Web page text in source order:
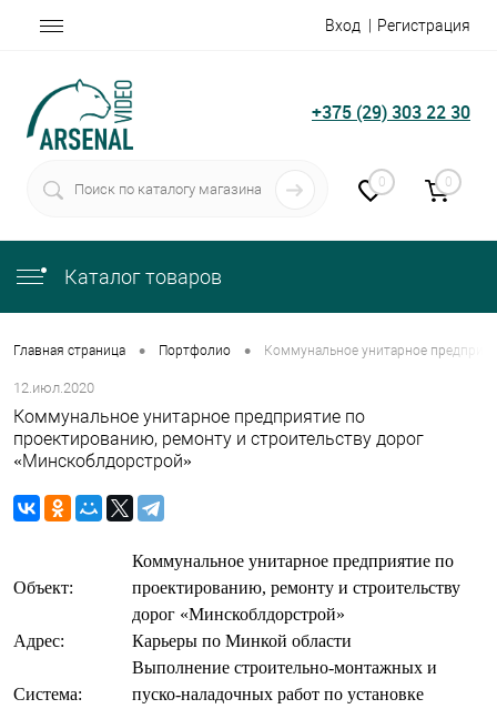
Вход Регистрация
+375 (29) 303 22 30
0 0
Каталог товаров
Главная страница • Портфолио • Коммунальное унитарное
12.июл.2020
Коммунальное унитарное предприятие по
проектированию, ремонту и строительству дорог
«Минскоблдорстрой»
Объект:
Коммунальное унитарное предприятие по
проектированию, ремонту и строительству
дорог «Минскоблдорстрой»
Адрес:
Карьеры по Минкой области
Система:
Выполнение строительно-монтажных и
пуско-наладочных работ по установке